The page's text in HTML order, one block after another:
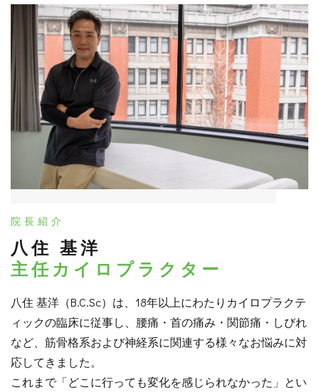
院長紹介
八住 基洋
主任カイロプラクター
八住 基洋（B.C.Sc）は、18年以上にわたりカイロプラクテ
ィックの臨床に従事し、腰痛・首の痛み・関節痛・しびれ
など、筋骨格系および神経系に関連する様々なお悩みに対
応してきました。
これまで「どこに行っても変化を感じられなかった」とい